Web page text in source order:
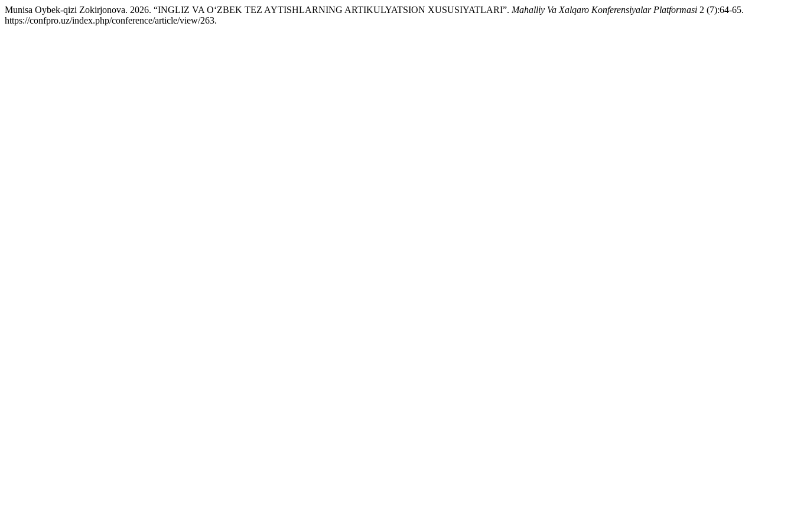
Munisa Oybek-qizi Zokirjonova. 2026. “INGLIZ VA OʻZBEK TEZ AYTISHLARNING ARTIKULYATSION XUSUSIYATLARI”. Mahalliy Va Xalqaro Konferensiyalar Platformasi 2 (7):64-65.
https://confpro.uz/index.php/conference/article/view/263.